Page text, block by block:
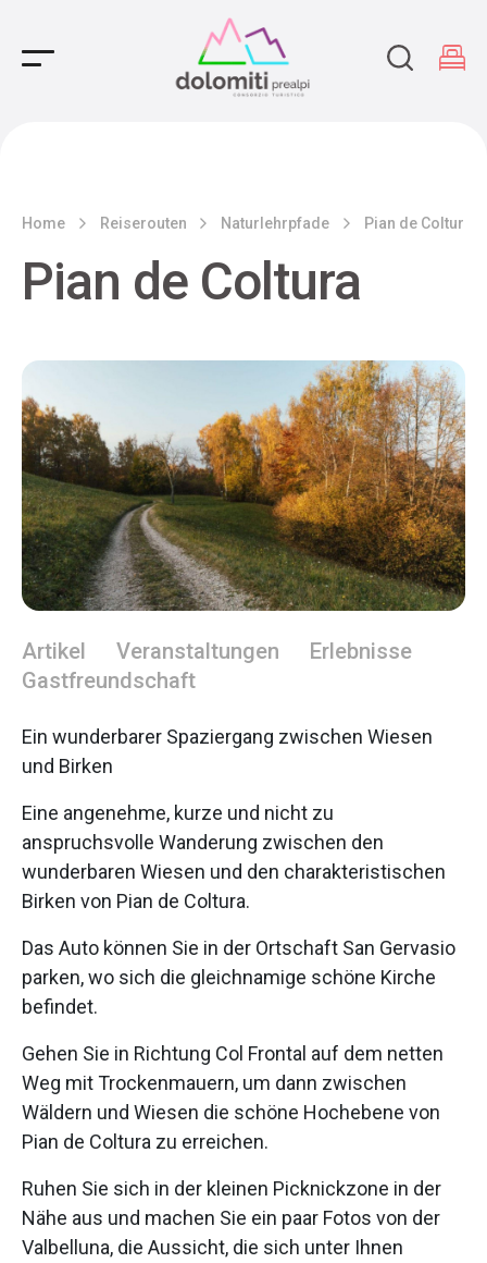
Main Navigation
Home Reiserouten Naturlehrpfade Pian de Coltura
Pian de Coltura
Artikel Veranstaltungen
Erlebnisse
Gastfreundschaft
Ein wunderbarer Spaziergang zwischen Wiesen
und Birken
Eine angenehme, kurze und nicht zu
anspruchsvolle Wanderung zwischen den
wunderbaren Wiesen und den charakteristischen
Birken von Pian de Coltura.
Das Auto können Sie in der Ortschaft San Gervasio
parken, wo sich die gleichnamige schöne Kirche
befindet.
Gehen Sie in Richtung Col Frontal auf dem netten
Weg mit Trockenmauern, um dann zwischen
Wäldern und Wiesen die schöne Hochebene von
Pian de Coltura zu erreichen.
Ruhen Sie sich in der kleinen Picknickzone in der
Nähe aus und machen Sie ein paar Fotos von der
Valbelluna, die Aussicht, die sich unter Ihnen